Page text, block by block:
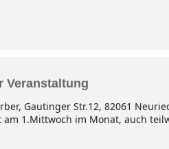
Veranstaltung
Gautinger Str.12, 82061
am 1.Mittwoch im Monat, auch